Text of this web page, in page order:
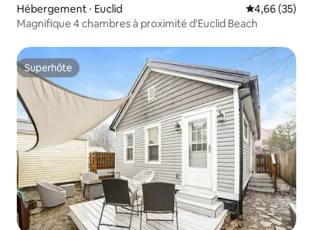
Hébergement ⋅ Euclid Évaluation
4,66 (35)
Magnifique 4 chambres à proximité d'Euclid Beach
Superhôte
Superhôte